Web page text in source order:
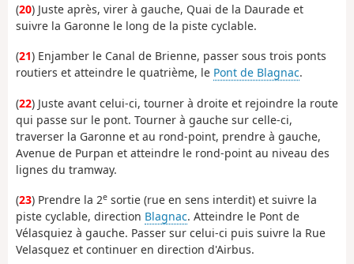
(20) Juste après, virer à gauche, Quai de la Daurade et
suivre la Garonne le long de la piste cyclable.
(21) Enjamber le Canal de Brienne, passer sous trois ponts
routiers et atteindre le quatrième, le Pont de Blagnac.
(22) Juste avant celui-ci, tourner à droite et rejoindre la route
qui passe sur le pont. Tourner à gauche sur celle-ci,
traverser la Garonne et au rond-point, prendre à gauche,
Avenue de Purpan et atteindre le rond-point au niveau des
lignes du tramway.
(23) Prendre la 2e sortie (rue en sens interdit) et suivre la
piste cyclable, direction Blagnac. Atteindre le Pont de
Vélasquiez à gauche. Passer sur celui-ci puis suivre la Rue
Velasquez et continuer en direction d'Airbus.